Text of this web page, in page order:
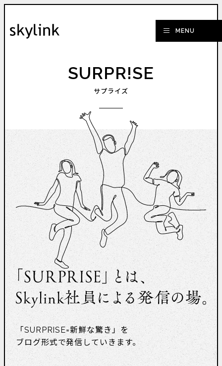
SURPR!SE
サプライズ
「SURPRISE=新鮮な驚き」を
ブログ形式で発信していきます。